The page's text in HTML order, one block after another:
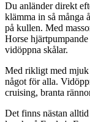
Du anländer direkt
klämma in så många
på kullen. Med
Horse
vidöppna skålar.
Med rikligt med
något för alla.
cruising, branta
Det finns nästan